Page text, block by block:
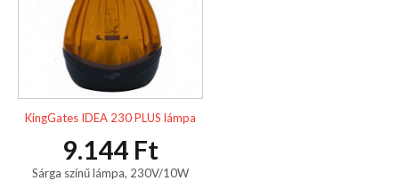
KingGates IDEA 230 PLUS lámpa
9.144 Ft
Sárga színű lámpa, 230V/10W